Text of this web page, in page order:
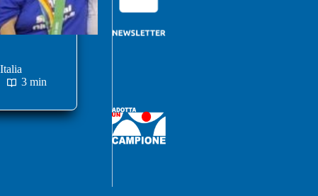
3 min